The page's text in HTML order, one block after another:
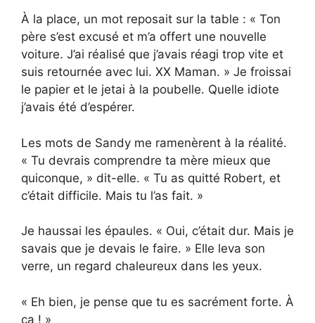
À la place, un mot reposait sur la table : « Ton
père s’est excusé et m’a offert une nouvelle
voiture. J’ai réalisé que j’avais réagi trop vite et
suis retournée avec lui. XX Maman. » Je froissai
le papier et le jetai à la poubelle. Quelle idiote
j’avais été d’espérer.
Les mots de Sandy me ramenèrent à la réalité.
« Tu devrais comprendre ta mère mieux que
quiconque, » dit-elle. « Tu as quitté Robert, et
c’était difficile. Mais tu l’as fait. »
Je haussai les épaules. « Oui, c’était dur. Mais je
savais que je devais le faire. » Elle leva son
verre, un regard chaleureux dans les yeux.
« Eh bien, je pense que tu es sacrément forte. À
ça ! »